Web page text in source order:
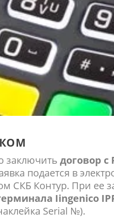
заключитьдоговор
подается в
СКБ Контур. При ее
Iingenico
Serial №).